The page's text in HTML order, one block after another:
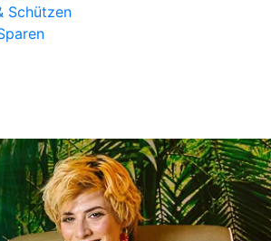
Schützen